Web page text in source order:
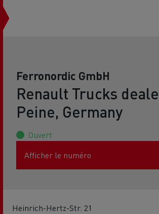
Ferronordic GmbH
Renault Trucks
Peine, Germany
Ouvert
Afficher le numéro
Heinrich-Hertz-Str. 21